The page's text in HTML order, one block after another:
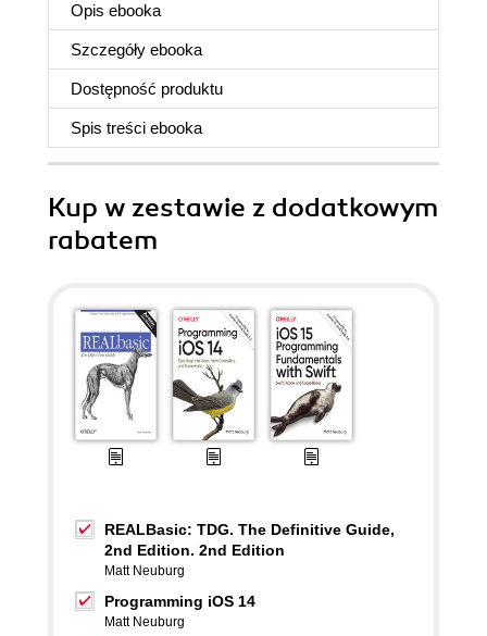
Opis ebooka
Szczegóły ebooka
Dostępność produktu
Spis treści ebooka
Kup w zestawie z dodatkowym
rabatem
REALBasic: TDG. The Definitive Guide,
2nd Edition. 2nd Edition
Matt Neuburg
Programming iOS 14
Matt Neuburg